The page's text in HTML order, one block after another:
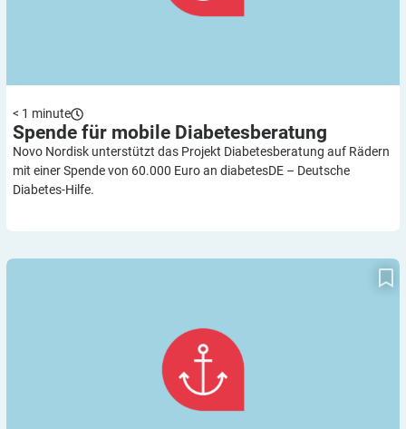
< 1 minute
Spende für mobile Diabetesberatung
Novo Nordisk unterstützt das Projekt Diabetesberatung auf Rädern
mit einer Spende von 60.000 Euro an diabetesDE – Deutsche
Diabetes-Hilfe.